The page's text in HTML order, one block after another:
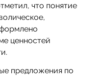
что понятие
ценностей
предложения по